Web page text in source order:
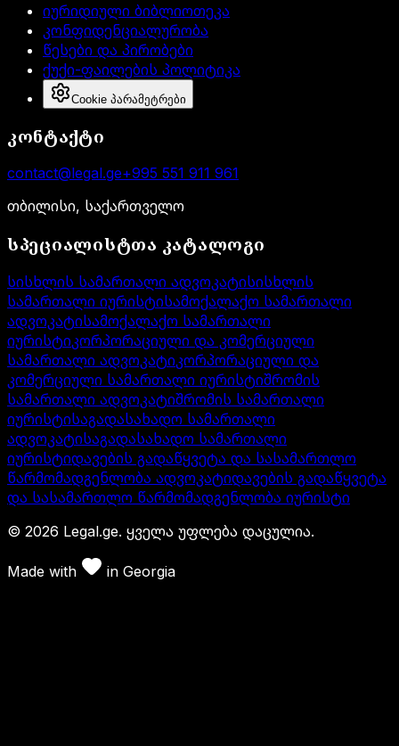
იურიდიული ბიბლიოთეკა
კონფიდენციალურობა
წესები და პირობები
ქუქი-ფაილების პოლიტიკა
Cookie პარამეტრები
კონტაქტი
contact@legal.ge+995 551 911 961
თბილისი, საქართველო
სპეციალისტთა კატალოგი
სისხლის სამართალი ადვოკატისისხლის
სამართალი იურისტისამოქალაქო სამართალი
ადვოკატისამოქალაქო სამართალი
იურისტიკორპორაციული და კომერციული
სამართალი ადვოკატიკორპორაციული და
კომერციული სამართალი იურისტიშრომის
სამართალი ადვოკატიშრომის სამართალი
იურისტისაგადასახადო სამართალი
ადვოკატისაგადასახადო სამართალი
იურისტიდავების გადაწყვეტა და სასამართლო
წარმომადგენლობა ადვოკატიდავების გადაწყვეტა
და სასამართლო წარმომადგენლობა იურისტი
© 2026 Legal.ge. ყველა უფლება დაცულია.
Made with in Georgia